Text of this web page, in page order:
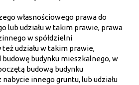
własnościowego prawa do
lub udziału w takim prawie, prawa
w spółdzielni
udziału w takim prawie,
budowę budynku mieszkalnego, w
budową budynku
innego gruntu, lub udziału